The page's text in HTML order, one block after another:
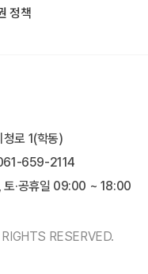
정책
로 1(학동)
659-2114
·공휴일 09:00 ~ 18:00
RESERVED.